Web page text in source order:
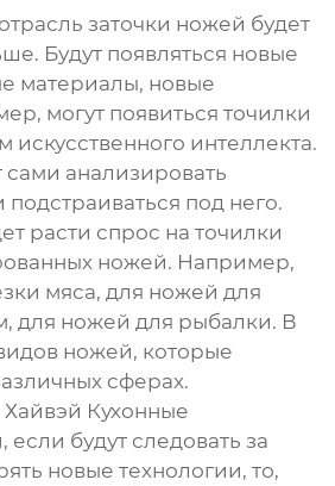
заточки ножей будет
Будут появляться новые
материалы, новые
могут появиться точилки
искусственного интеллекта.
сами анализировать
под него.
расти спрос на точилки
ножей. Например,
мяса, для ножей для
для ножей для рыбалки. В
ножей, которые
сферах.
Кухонные
будут следовать за
новые технологии, то,